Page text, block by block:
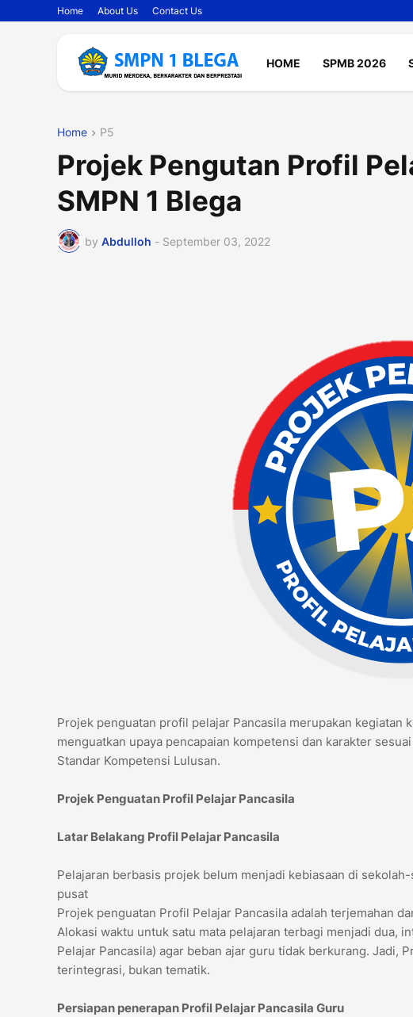
Home About Us Contact Us
HOME SPMB 2026
Home P5
Projek Pengutan Profil
SMPN 1 Blega
by Abdulloh - September 03, 2022
Projek penguatan profil pelajar Pancasila merupakan
menguatkan upaya pencapaian kompetensi dan karakter
Standar Kompetensi Lulusan.
Projek Penguatan Profil Pelajar Pancasila
Latar Belakang Profil Pelajar Pancasila
Pelajaran berbasis projek belum menjadi kebiasaan di
pusat
Projek penguatan Profil Pelajar Pancasila adalah terjemahan
Alokasi waktu untuk satu mata pelajaran terbagi menjadi dua,
Pelajar Pancasila) agar beban ajar guru tidak berkurang. Jadi,
terintegrasi, bukan tematik.
Persiapan penerapan Profil Pelajar Pancasila Guru